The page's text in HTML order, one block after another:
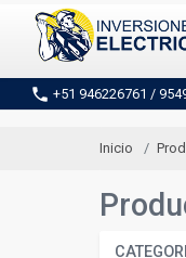
phone +51 946226761 /
Inicio